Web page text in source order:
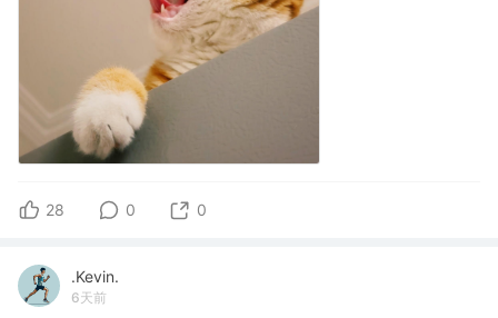
28 0 0
.Kevin.
6天前